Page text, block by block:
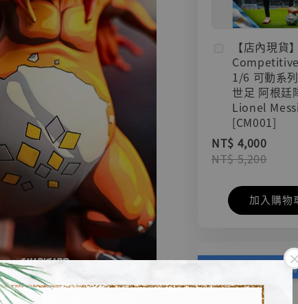
【店內現貨】
1/6 可動系
世足 阿根廷
Lionel Messi
[CM001]
NT$ 4,000
NT$ 5,200
加入購物